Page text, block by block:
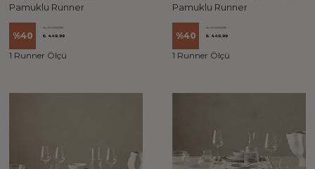
Pamuklu Runner
%40
₺ 749.98
₺ 449.99
1 Runner Ölçü
Pamuklu Runner
%40
₺ 749.98
₺ 449.99
1 Runner Ölçü